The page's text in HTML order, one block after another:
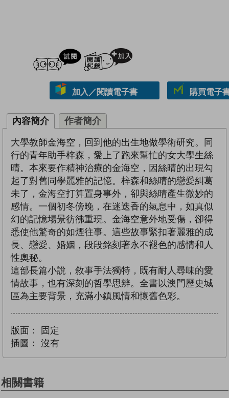
試閲
加入／閱讀電子書 購買電子
內容簡介 作者簡介
大學教師金海空，回到他的出生地做學術研究。同
行的青年助手梓森，愛上了跑來幫忙的女大學生絲
晴。本來要作精神治療的金海空，因絲晴的出現勾
起了對舊同學麗雅的記憶。梓森和絲晴的戀愛糾葛
未了，金海空打算置身事外，卻與絲晴產生微妙的
感情。一個初冬傍晚，在迷迭香的氣息中，如真似
幻的記憶場景彷彿重現。金海空意外地受傷，卻得
悉使他驚奇的如煙往事。這些故事緊扣著麗雅的成
長、戀愛、婚姻，段段銘刻著永不褪色的感情和人
性奧秘。
這部長篇小說，敘事手法獨特，既有耐人尋味的愛
情故事，也有深刻的哲學思辨。全書以澳門歷史城
區為主要背景，充滿小鎮風情和懷舊色彩。
版面：
固定
插圖：
沒有
相關書籍